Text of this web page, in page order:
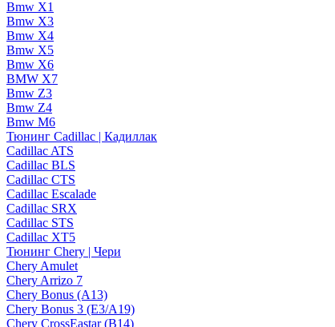
Bmw X1
Bmw X3
Bmw X4
Bmw X5
Bmw X6
BMW X7
Bmw Z3
Bmw Z4
Bmw М6
Тюнинг Cadillac | Кадиллак
Cadillac ATS
Cadillac BLS
Cadillac CTS
Cadillac Escalade
Cadillac SRX
Cadillac STS
Cadillac XT5
Тюнинг Chery | Чери
Chery Amulet
Chery Arrizo 7
Chery Bonus (A13)
Chery Bonus 3 (E3/A19)
Chery CrossEastar (B14)